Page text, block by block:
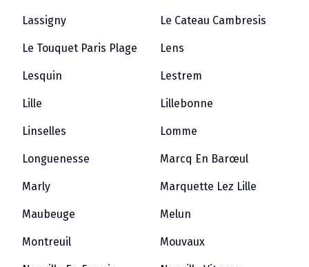
Lassigny Le Cateau Cambresis
Le Touquet Paris Plage Lens
Lesquin Lestrem
Lille Lillebonne
Linselles Lomme
Longuenesse Marcq En Barœul
Marly Marquette Lez Lille
Maubeuge Melun
Montreuil Mouvaux